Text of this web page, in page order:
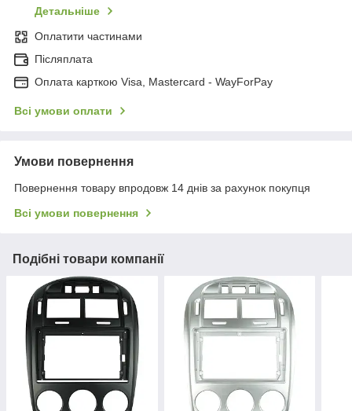
Детальніше
Оплатити частинами
Післяплата
Оплата карткою Visa, Mastercard - WayForPay
Всі умови оплати
Умови повернення
Повернення товару впродовж 14 днів за рахунок покупця
Всі умови повернення
Подібні товари компанії